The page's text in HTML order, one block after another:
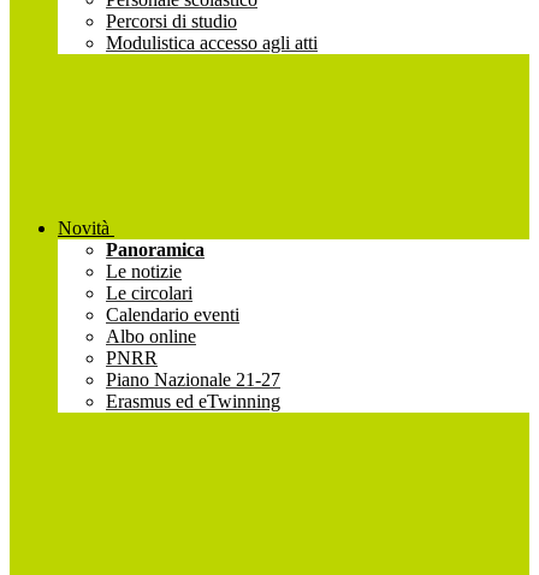
Percorsi di studio
Modulistica accesso agli atti
Novità
Panoramica
Le notizie
Le circolari
Calendario eventi
Albo online
PNRR
Piano Nazionale 21-27
Erasmus ed eTwinning